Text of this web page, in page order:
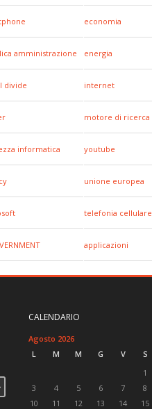
economia
amministrazione energia
divide internet
motore di ricerca
informatica youtube
unione europea
telefonia cellulare
applicazioni
CALENDARIO
Agosto 2026
L
M M G V S
1
3
4 5 6 7 8
10
11 12 13 14 15